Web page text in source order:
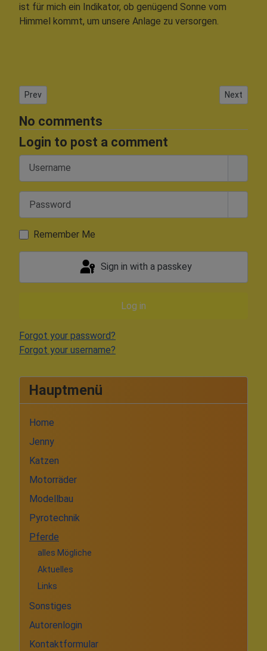
ist für mich ein Indikator, ob genügend Sonne vom
Himmel kommt, um unsere Anlage zu versorgen.
Previous article: ElsePT4115
Prev Next
Next
No comments
Login to post a comment
Username
Remember Me
Sign in with a passkey
Log in
Forgot your password?
Forgot your username?
Hauptmenü
Home
Jenny
Katzen
Motorräder
Modellbau
Pyrotechnik
Pferde
alles Mögliche
Aktuelles
Links
Sonstiges
Autorenlogin
Kontaktformular